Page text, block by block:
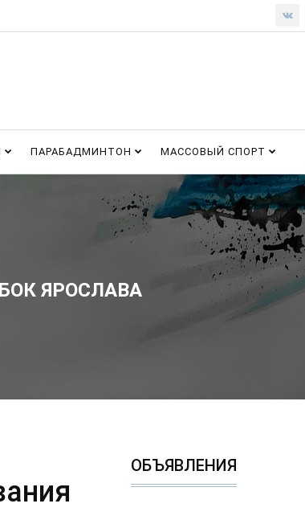
ПАРАБАДМИНТОН МАССОВЫЙ СПОРТ
ЯРОСЛАВА
ОБЪЯВЛЕНИЯ